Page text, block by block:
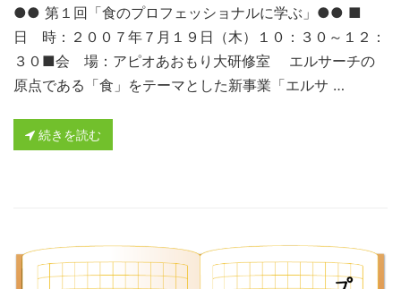
●● 第１回「食のプロフェッショナルに学ぶ」●● ■
日 時：２００７年７月１９日（木）１０：３０～１２：
３０■会 場：アピオあおもり大研修室 エルサーチの
原点である「食」をテーマとした新事業「エルサ …
続きを読む